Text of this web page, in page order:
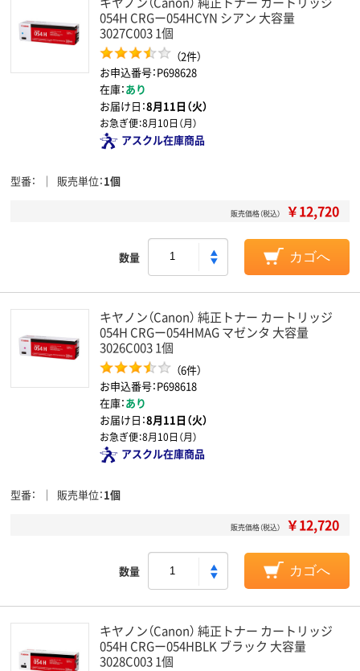
054H CRGー054HCYN シアン 大容量
3027C003 1個
（2件）
お申込番号：P698628
在庫：あり
お届け日：8月11日（火）
お急ぎ便：8月10日（月）
アスクル在庫商品
型番 販売単位 1個
販売価格（税込） ￥12,720
数量 カゴへ
キヤノン（Canon） 純正トナー カートリッジ
054H CRGー054HMAG マゼンタ 大容量
3026C003 1個
（6件）
お申込番号：P698618
在庫：あり
お届け日：8月11日（火）
お急ぎ便：8月10日（月）
アスクル在庫商品
型番 販売単位 1個
販売価格（税込） ￥12,720
数量 カゴへ
キヤノン（Canon） 純正トナー カートリッジ
054H CRGー054HBLK ブラック 大容量
3028C003 1個